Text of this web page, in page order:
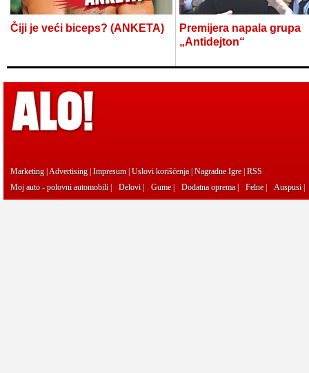
Čiji je veći biceps? (ANKETA)
Premijera napala grupa
„Antidejton“
Marketing|Advertising|Impresum|Uslovi korišćenja|Nagradne Igre|RSS
Moj auto - polovni automobili
Delovi Gume| Dodatna oprema| Felne| Auspusi